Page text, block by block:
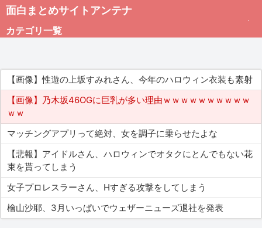
面白まとめサイトアンテナ
カテゴリ一覧
総合
アダルト
【画像】性遊の上坂すみれさん、今年のハロウィン衣装も素射
【画像】乃木坂46OGに巨乳が多い理由ｗｗｗｗｗｗｗｗｗｗ
ｗｗ
マッチングアプリって絶対、女を調子に乗らせたよな
【悲報】アイドルさん、ハロウィンでオタクにとんでもない花
束を貰ってしまう
女子プロレスラーさん、Hすぎる攻撃をしてしまう
檜山沙耶、3月いっぱいでウェザーニューズ退社を発表